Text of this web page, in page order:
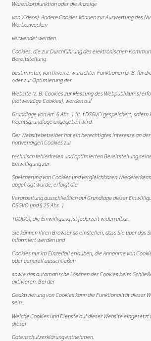
Warenkorbfunktion oder die Anzeige
von Videos). Andere Cookies können zur Auswertung des
Werbezwecken
verwendet werden.
Cookies, die zur Durchführung des elektronischen
Bereitstellung
bestimmter, von Ihnen erwünschter Funktionen (z. B. für
oder zur Optimierung der
Website (z. B. Cookies zur Messung des Webpublikums)
(notwendige Cookies), werden auf
Grundlage von Art. 6 Abs. 1 lit. f DSGVO gespeichert, sofern
Rechtsgrundlage angegeben wird.
Der Websitebetreiber hat ein berechtigtes Interesse an
notwendigen Cookies zur
technisch fehlerfreien und optimierten Bereitstellung
Einwilligung zur
Speicherung von Cookies und vergleichbaren
abgefragt wurde, erfolgt die
Verarbeitung ausschließlich auf Grundlage dieser
DSGVO und § 25 Abs. 1
TDDDG); die Einwilligung ist jederzeit widerrufbar.
Sie können Ihren Browser so einstellen, dass Sie über das
informiert werden und
Cookies nur im Einzelfall erlauben, die Annahme von
oder generell ausschließen
sowie das automatische Löschen der Cookies beim
aktivieren. Bei der
Deaktivierung von Cookies kann die Funktionalität dieser
sein.
Welche Cookies und Dienste auf dieser Website eingesetzt
dieser
Datenschutzerklärung entnehmen.